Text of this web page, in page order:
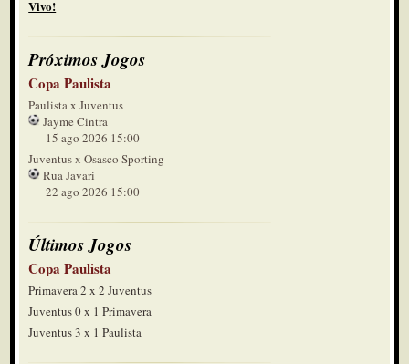
Vivo!
Próximos Jogos
Copa Paulista
Paulista x Juventus
Jayme Cintra
15 ago 2026 15:00
Juventus x Osasco Sporting
Rua Javari
22 ago 2026 15:00
Últimos Jogos
Copa Paulista
Primavera 2 x 2 Juventus
Juventus 0 x 1 Primavera
Juventus 3 x 1 Paulista